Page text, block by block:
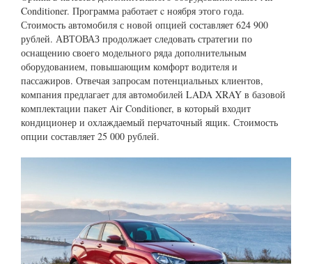
Conditioner. Программа работает c ноября этого года.
Стоимость автомобиля с новой опцией составляет 624 900
рублей. АВТОВАЗ продолжает следовать стратегии по
оснащению своего модельного ряда дополнительным
оборудованием, повышающим комфорт водителя и
пассажиров. Отвечая запросам потенциальных клиентов,
компания предлагает для автомобилей LADA XRAY в базовой
комплектации пакет Air Conditioner, в который входит
кондиционер и охлаждаемый перчаточный ящик. Стоимость
опции составляет 25 000 рублей.